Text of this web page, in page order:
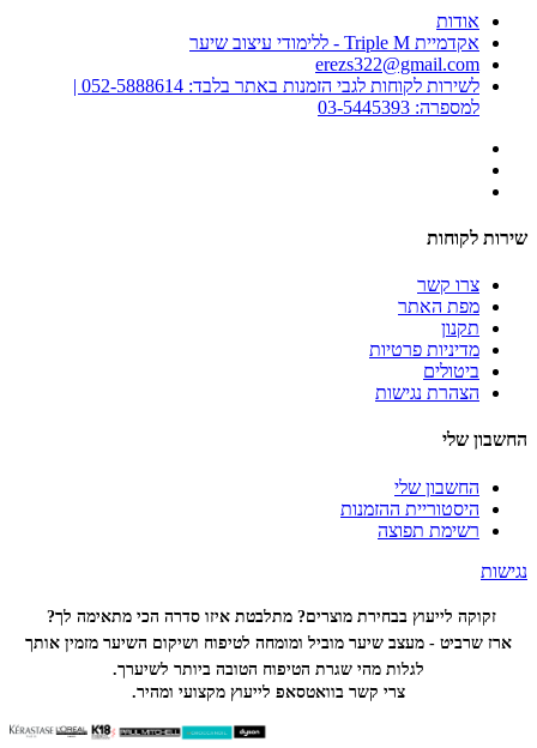
אודות
אקדמיית Triple M - ללימודי עיצוב שיער
erezs322@gmail.com
לשירות לקוחות לגבי הזמנות באתר בלבד: 052-5888614 |
למספרה: 03-5445393
שירות לקוחות
צרו קשר
מפת האתר
תקנון
מדיניות פרטיות
ביטולים
הצהרת נגישות
החשבון שלי
החשבון שלי
היסטוריית ההזמנות
רשימת תפוצה
נגישות
זקוקה לייעוץ בבחירת מוצרים? מתלבטת איזו סדרה הכימתאימה לך?
ארז שרביט - מעצב שיער מוביל ומומחה לטיפוח ושיקום השיער מזמין אותך
לגלות מהי שגרת הטיפוח הטובה ביותר לשיערך.
צרי קשר בוואטסאפ לייעוץ מקצועי ומהיר.